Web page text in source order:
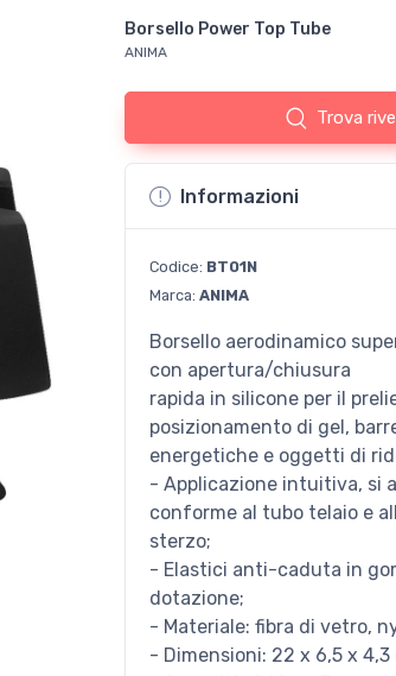
Borsello Power Top Tube
ANIMA
Trova
Informazioni
Codice: BT01N
Marca: ANIMA
Borsello aerodinamico
con apertura/chiusura
rapida in silicone per il
posizionamento di gel,
energetiche e oggetti di
- Applicazione intuitiva, si
conforme al tubo telaio e
sterzo;
- Elastici anti-caduta in
dotazione;
- Materiale: fibra di vetro,
- Dimensioni: 22 x 6,5 x 4,3